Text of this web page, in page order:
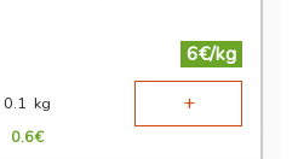
6€/kg
0.1 kg +
0.6€